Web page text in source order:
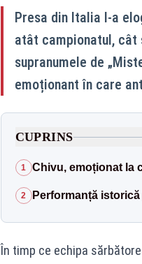
Presa din Italia l-a
atât campionatul, cât
supranumele de
emoționant în care
CUPRINS
1 Chivu, emoționat la
2 Performanță
În timp ce echipa